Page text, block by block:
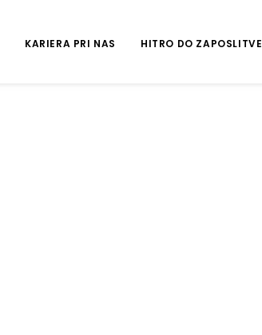
KARIERA PRI NAS HITRO DO ZAPOSLITVE